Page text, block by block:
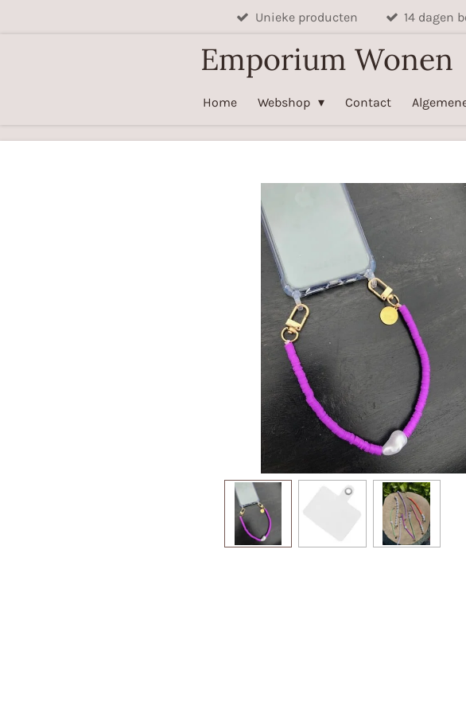
Unieke producten 14 dagen
Emporium Wonen
Home Webshop Contact